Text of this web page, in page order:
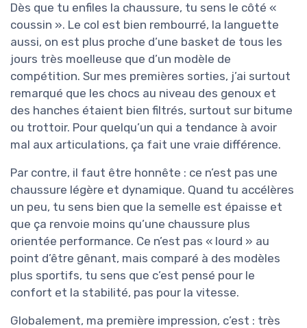
Dès que tu enfiles la chaussure, tu sens le côté «
coussin ». Le col est bien rembourré, la languette
aussi, on est plus proche d’une basket de tous les
jours très moelleuse que d’un modèle de
compétition. Sur mes premières sorties, j’ai surtout
remarqué que les chocs au niveau des genoux et
des hanches étaient bien filtrés, surtout sur bitume
ou trottoir. Pour quelqu’un qui a tendance à avoir
mal aux articulations, ça fait une vraie différence.
Par contre, il faut être honnête : ce n’est pas une
chaussure légère et dynamique. Quand tu accélères
un peu, tu sens bien que la semelle est épaisse et
que ça renvoie moins qu’une chaussure plus
orientée performance. Ce n’est pas « lourd » au
point d’être gênant, mais comparé à des modèles
plus sportifs, tu sens que c’est pensé pour le
confort et la stabilité, pas pour la vitesse.
Globalement, ma première impression, c’est : très